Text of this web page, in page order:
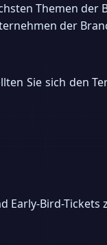
Themen der
der
Sie sich den
Early-Bird-Tickets